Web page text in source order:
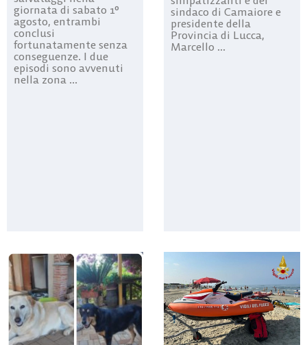
giornata di sabato 1°
agosto, entrambi
conclusi
fortunatamente senza
conseguenze. I due
episodi sono avvenuti
nella zona ...
sindaco di Camaiore e
presidente della
Provincia di Lucca,
Marcello ...